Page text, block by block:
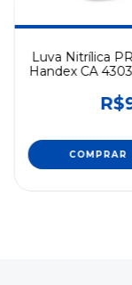
Luva Nitrílica
Handex CA